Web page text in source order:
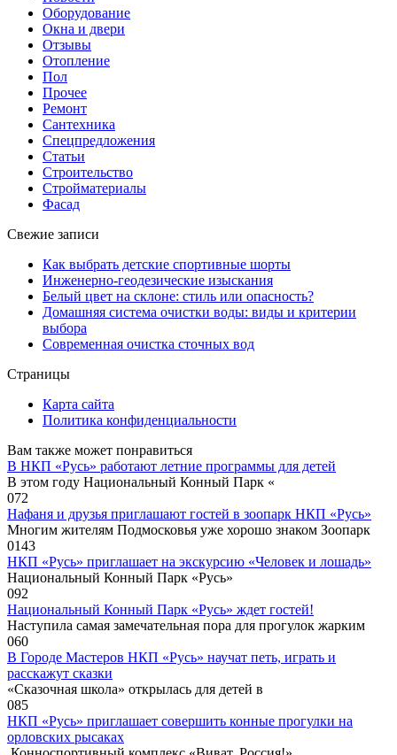
Оборудование
Окна и двери
Отзывы
Отопление
Пол
Прочее
Ремонт
Сантехника
Спецпредложения
Статьи
Строительство
Стройматериалы
Фасад
Свежие записи
Как выбрать детские спортивные шорты
Инженерно-геодезические изыскания
Белый цвет на склоне: стиль или опасность?
Домашняя система очистки воды: виды и критерии
выбора
Современная очистка сточных вод
Страницы
Карта сайта
Политика конфиденциальности
Вам также может понравиться
В НКП «Русь» работают летние программы для детей
В этом году Национальный Конный Парк «
072
Нафаня и друзья приглашают гостей в зоопарк НКП «Русь»
Многим жителям Подмосковья уже хорошо знаком Зоопарк
0143
НКП «Русь» приглашает на экскурсию «Человек и лошадь»
Национальный Конный Парк «Русь»
092
Национальный Конный Парк «Русь» ждет гостей!
Наступила самая замечательная пора для прогулок жарким
060
В Городе Мастеров НКП «Русь» научат петь, играть и
расскажут сказки
«Сказочная школа» открылась для детей в
085
НКП «Русь» приглашает совершить конные прогулки на
орловских рысаках